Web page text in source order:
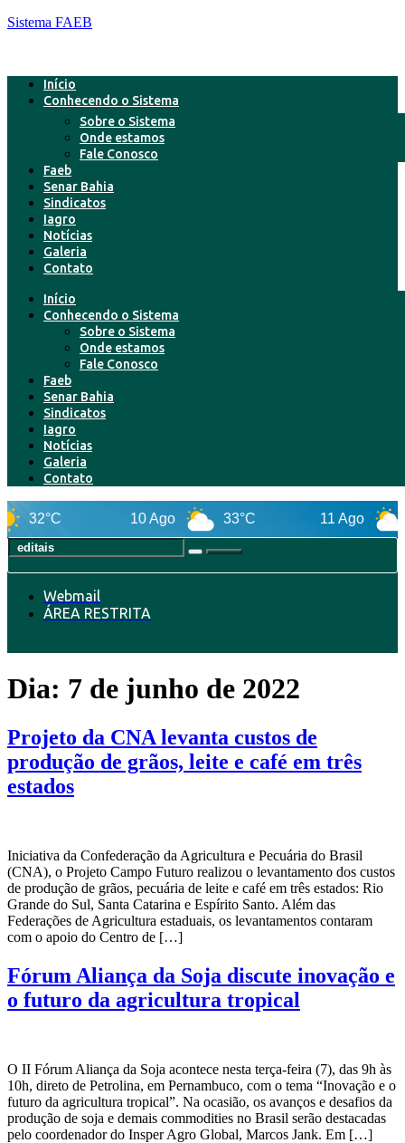
Sistema FAEB
Início
Conhecendo o Sistema
Sobre o Sistema
Onde estamos
Fale Conosco
Faeb
Senar Bahia
Sindicatos
Iagro
Notícias
Galeria
Contato
Início
Conhecendo o Sistema
Sobre o Sistema
Onde estamos
Fale Conosco
Faeb
Senar Bahia
Sindicatos
Iagro
Notícias
Galeria
Contato
33°C 32°C
Webmail
ÁREA RESTRITA
Dia: 7 de junho de 2022
Projeto da CNA levanta custos de
produção de grãos, leite e café em três
estados
Iniciativa da Confederação da Agricultura e Pecuária do Brasil
(CNA), o Projeto Campo Futuro realizou o levantamento dos custos
de produção de grãos, pecuária de leite e café em três estados: Rio
Grande do Sul, Santa Catarina e Espírito Santo. Além das
Federações de Agricultura estaduais, os levantamentos contaram
com o apoio do Centro de […]
Fórum Aliança da Soja discute inovação e
o futuro da agricultura tropical
O II Fórum Aliança da Soja acontece nesta terça-feira (7), das 9h às
10h, direto de Petrolina, em Pernambuco, com o tema “Inovação e o
futuro da agricultura tropical”. Na ocasião, os avanços e desafios da
produção de soja e demais commodities no Brasil serão destacadas
pelo coordenador do Insper Agro Global, Marcos Jank. Em […]